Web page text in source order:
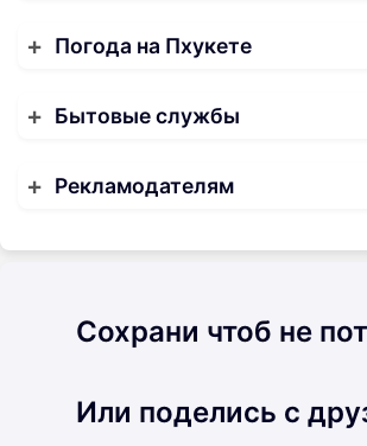
Погода на Пхукете
Бытовые службы
Рекламодателям
Сохрани чтоб не
Или поделись с